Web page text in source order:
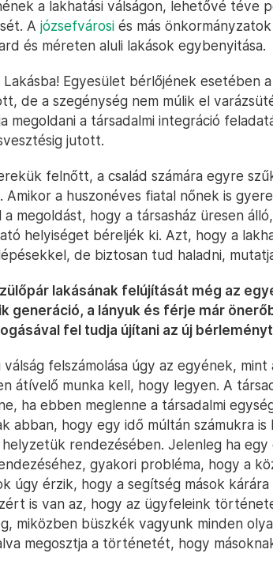
a lakhatási válságon, lehetővé téve
A józsefvárosi és más
és méreten aluli lakások egybenyitása.
Egyesület bérlőjének esetében
de a szegénység nem múlik el
megoldani a társadalmi integráció
jutott.
felnőtt, a család számára egyre
Amikor a huszonéves fiatal nőnek is
a megoldást, hogy a társasház üresen
helyiséget béreljék ki. Azt, hogy a
de biztosan tud haladni,
lakásának felújítását még az
generáció, a lányuk és férje már
fel tudja újítani az új
válság felszámolása úgy az egyének,
átívelő munka kell, hogy legyen. A
ha ebben meglenne a társadalmi
abban, hogy egy idő múltán számukra
helyzetük rendezésében. Jelenleg ha
gyakori probléma, hogy a
úgy érzik, hogy a segítség mások
is van az, hogy az ügyfeleink
miközben büszkék vagyunk minden
megosztja a történetét, hogy